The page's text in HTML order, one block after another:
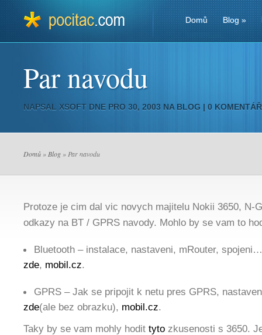
Domů Blog»
Par navodu
NAPSAL XSOFT DNE PRO 30, 2003 NA BLOG | 0
Domů » Blog » Par navodu
Protoze je cim dal vic novych majitelu Nokii 3650, N-
odkazy na BT / GPRS navody. Mohlo by se vam to
Bluetooth – instalace, nastaveni, mRouter, spojeni…
zde, mobil.cz.
GPRS – Jak se pripojit k netu pres GPRS,
zde(ale bez obrazku), mobil.cz.
Taky by se vam mohly hodit tyto zkusenosti s 3650.